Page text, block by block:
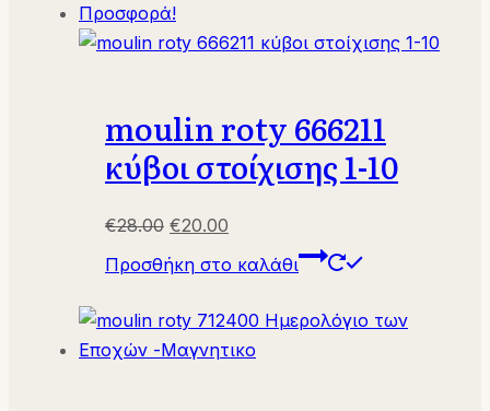
Προσφορά!
moulin roty 666211
κύβοι στοίχισης 1-10
€28.00 Original
price
€28.00.
€20.00
τρέχουσα
είναι:
€20.00.
Προσθήκη στο καλάθι